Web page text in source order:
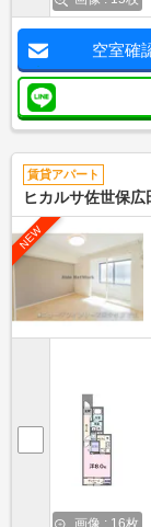
空室確
賃貸アパート
ヒカルサ佐世保広
NEW
画像 : 16枚